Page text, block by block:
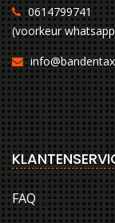
0614799741
(voorkeur
FAQ